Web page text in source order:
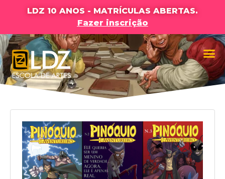
LDZ 10 ANOS - MATRÍCULAS ABERTAS.
Fazer inscrição